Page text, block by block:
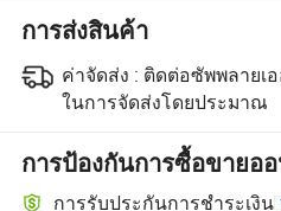
การส่งสินค้า
ค่าจัดส่ง : ติดต่อซัพพลายเ
ในการจัดส่งโดยประมาณ
การป้องกันการซื้อขายอ
การรับประกันการชำระเงิน